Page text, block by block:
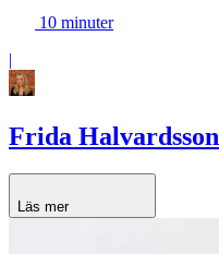
10 minuter
|
Frida Halvardsson
Läs mer